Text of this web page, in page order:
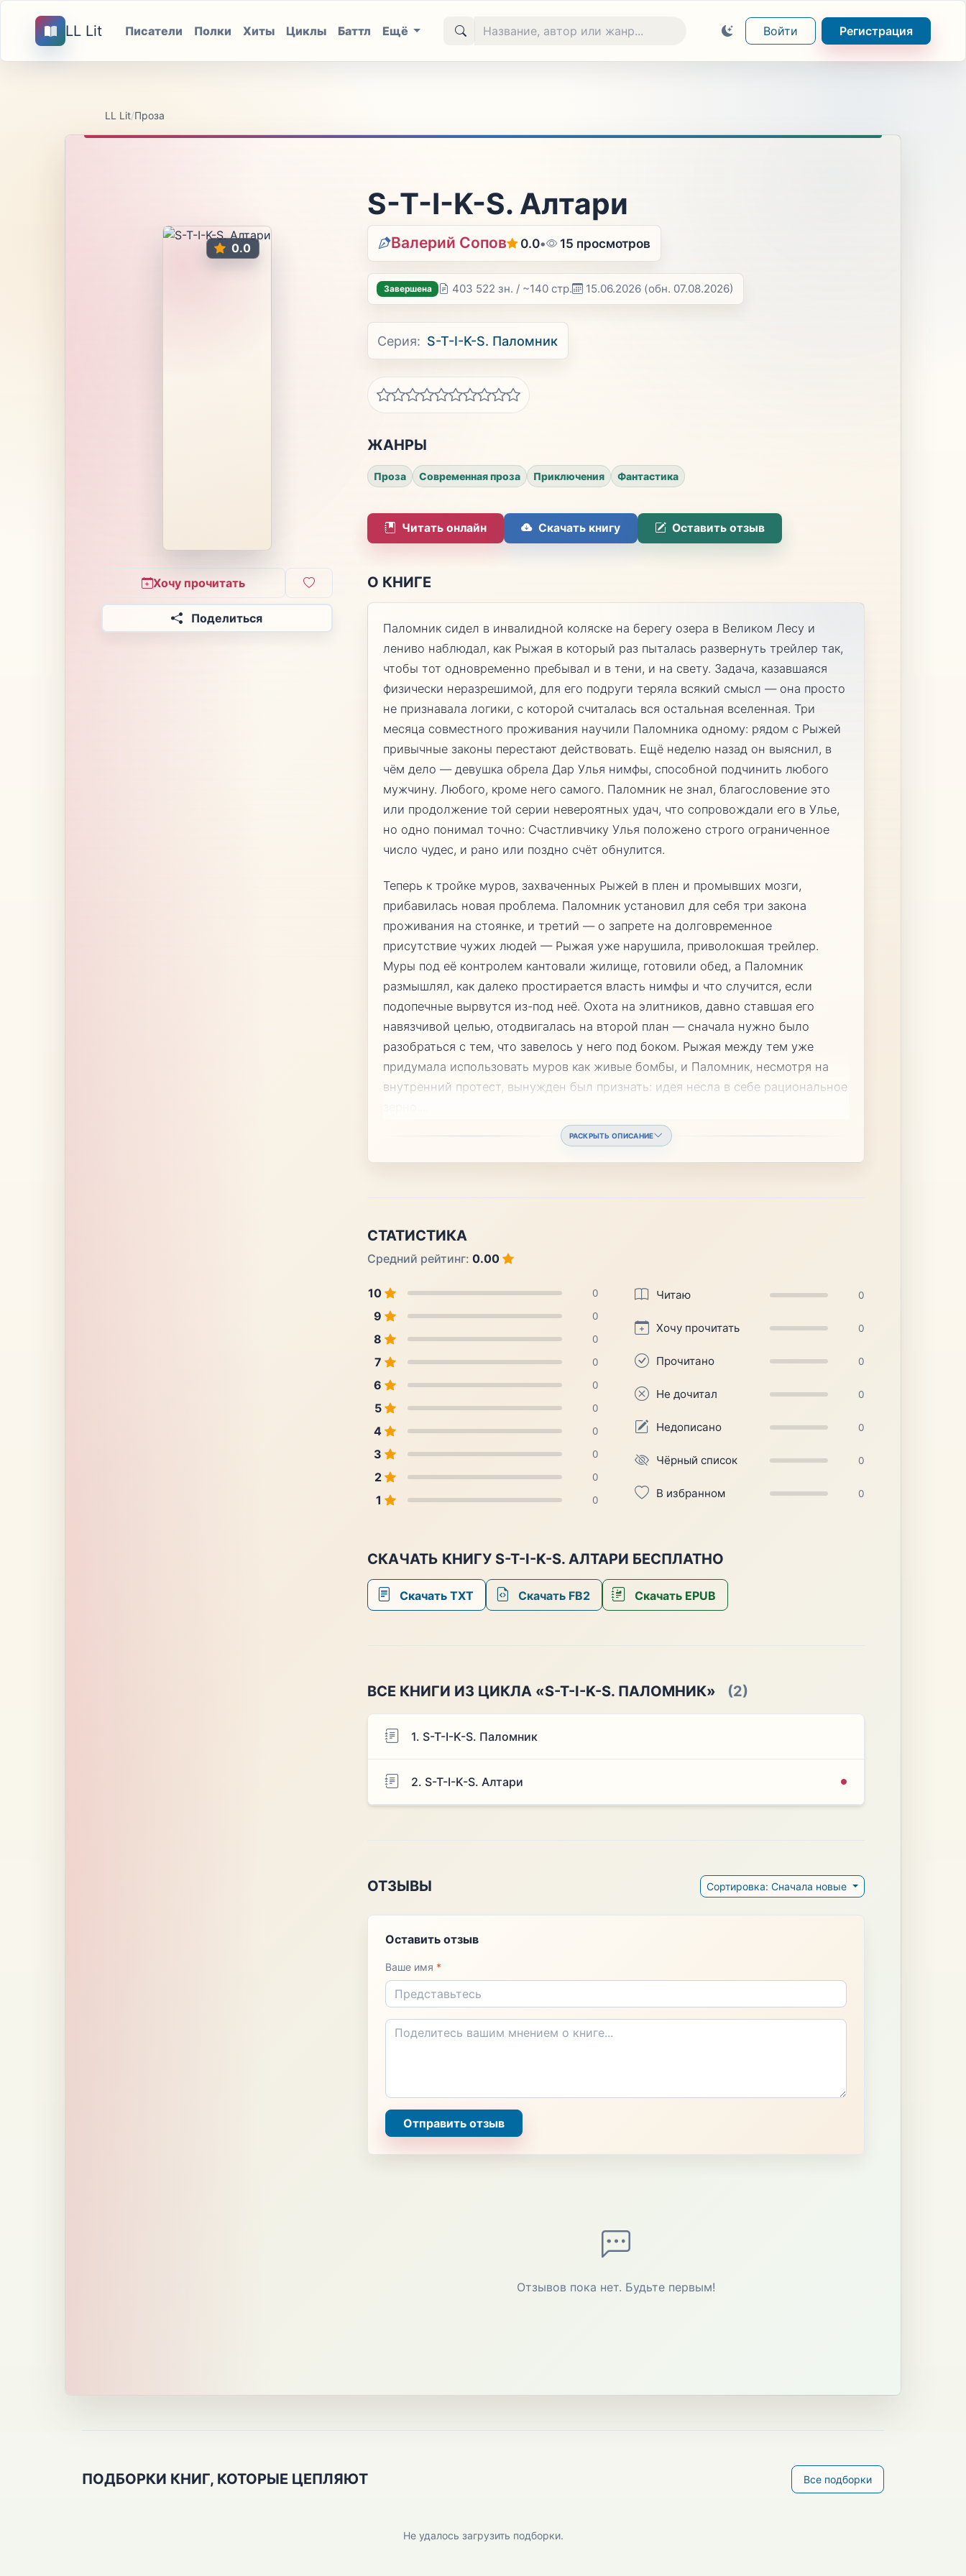
LL Lit Писатели Полки Хиты Циклы Баттл Ещё Войти Регистрация
LL Lit/Проза
0.0
Хочу прочитать
Поделиться
S-T-I-K-S. Алтари
Валерий Сопов 0.0• 15 просмотров
Завершена 403 522 зн. / ~140 стр. 15.06.2026 (обн. 07.08.2026)
Серия: S-T-I-K-S. Паломник
ЖАНРЫ
Проза Современная проза Приключения Фантастика
Читать онлайн Скачать книгу Оставить отзыв
О КНИГЕ
Паломник сидел в инвалидной коляске на берегу озера в Великом Лесу и
лениво наблюдал, как Рыжая в который раз пыталась развернуть трейлер так,
чтобы тот одновременно пребывал и в тени, и на свету. Задача, казавшаяся
физически неразрешимой, для его подруги теряла всякий смысл — она просто
не признавала логики, с которой считалась вся остальная вселенная. Три
месяца совместного проживания научили Паломника одному: рядом с Рыжей
привычные законы перестают действовать. Ещё неделю назад он выяснил, в
чём дело — девушка обрела Дар Улья нимфы, способной подчинить любого
мужчину. Любого, кроме него самого. Паломник не знал, благословение это
или продолжение той серии невероятных удач, что сопровождали его в Улье,
но одно понимал точно: Счастливчику Улья положено строго ограниченное
число чудес, и рано или поздно счёт обнулится.
Теперь к тройке муров, захваченных Рыжей в плен и промывших мозги,
прибавилась новая проблема. Паломник установил для себя три закона
проживания на стоянке, и третий — о запрете на долговременное
присутствие чужих людей — Рыжая уже нарушила, приволокшая трейлер.
Муры под её контролем кантовали жилище, готовили обед, а Паломник
размышлял, как далеко простирается власть нимфы и что случится, если
подопечные вырвутся из-под неё. Охота на элитников, давно ставшая его
навязчивой целью, отодвигалась на второй план — сначала нужно было
разобраться с тем, что завелось у него под боком. Рыжая между тем уже
придумала использовать муров как живые бомбы, и Паломник, несмотря на
внутренний протест, вынужден был признать: идея несла в себе рациональное
РАСКРЫТЬ ОПИСАНИЕ
СТАТИСТИКА
Средний рейтинг: 0.00
10 0
9 0
8 0
7 0
6 0
5 0
4 0
3 0
2 0
1 0
Читаю 0
Хочу прочитать 0
Прочитано 0
Не дочитал 0
Недописано 0
Чёрный список 0
В избранном 0
СКАЧАТЬ КНИГУ S-T-I-K-S. АЛТАРИ БЕСПЛАТНО
Скачать TXT Скачать FB2 Скачать EPUB
ВСЕ КНИГИ ИЗ ЦИКЛА «S-T-I-K-S. ПАЛОМНИК» (2)
1. S-T-I-K-S. Паломник
2. S-T-I-K-S. Алтари
ОТЗЫВЫ Сортировка: Сначала новые
Оставить отзыв
Ваше имя *
Отправить отзыв
Отзывов пока нет. Будьте первым!
ПОДБОРКИ КНИГ, КОТОРЫЕ ЦЕПЛЯЮТ Все подборки
Не удалось загрузить подборки.